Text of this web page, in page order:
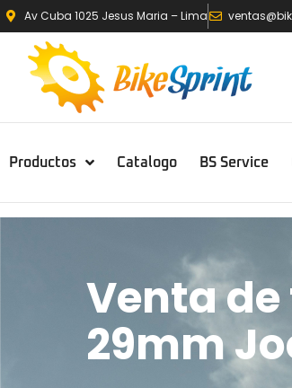
Av Cuba 1025 Jesus Maria – Lima
Productos Catalogo BS Service
Venta
29mm